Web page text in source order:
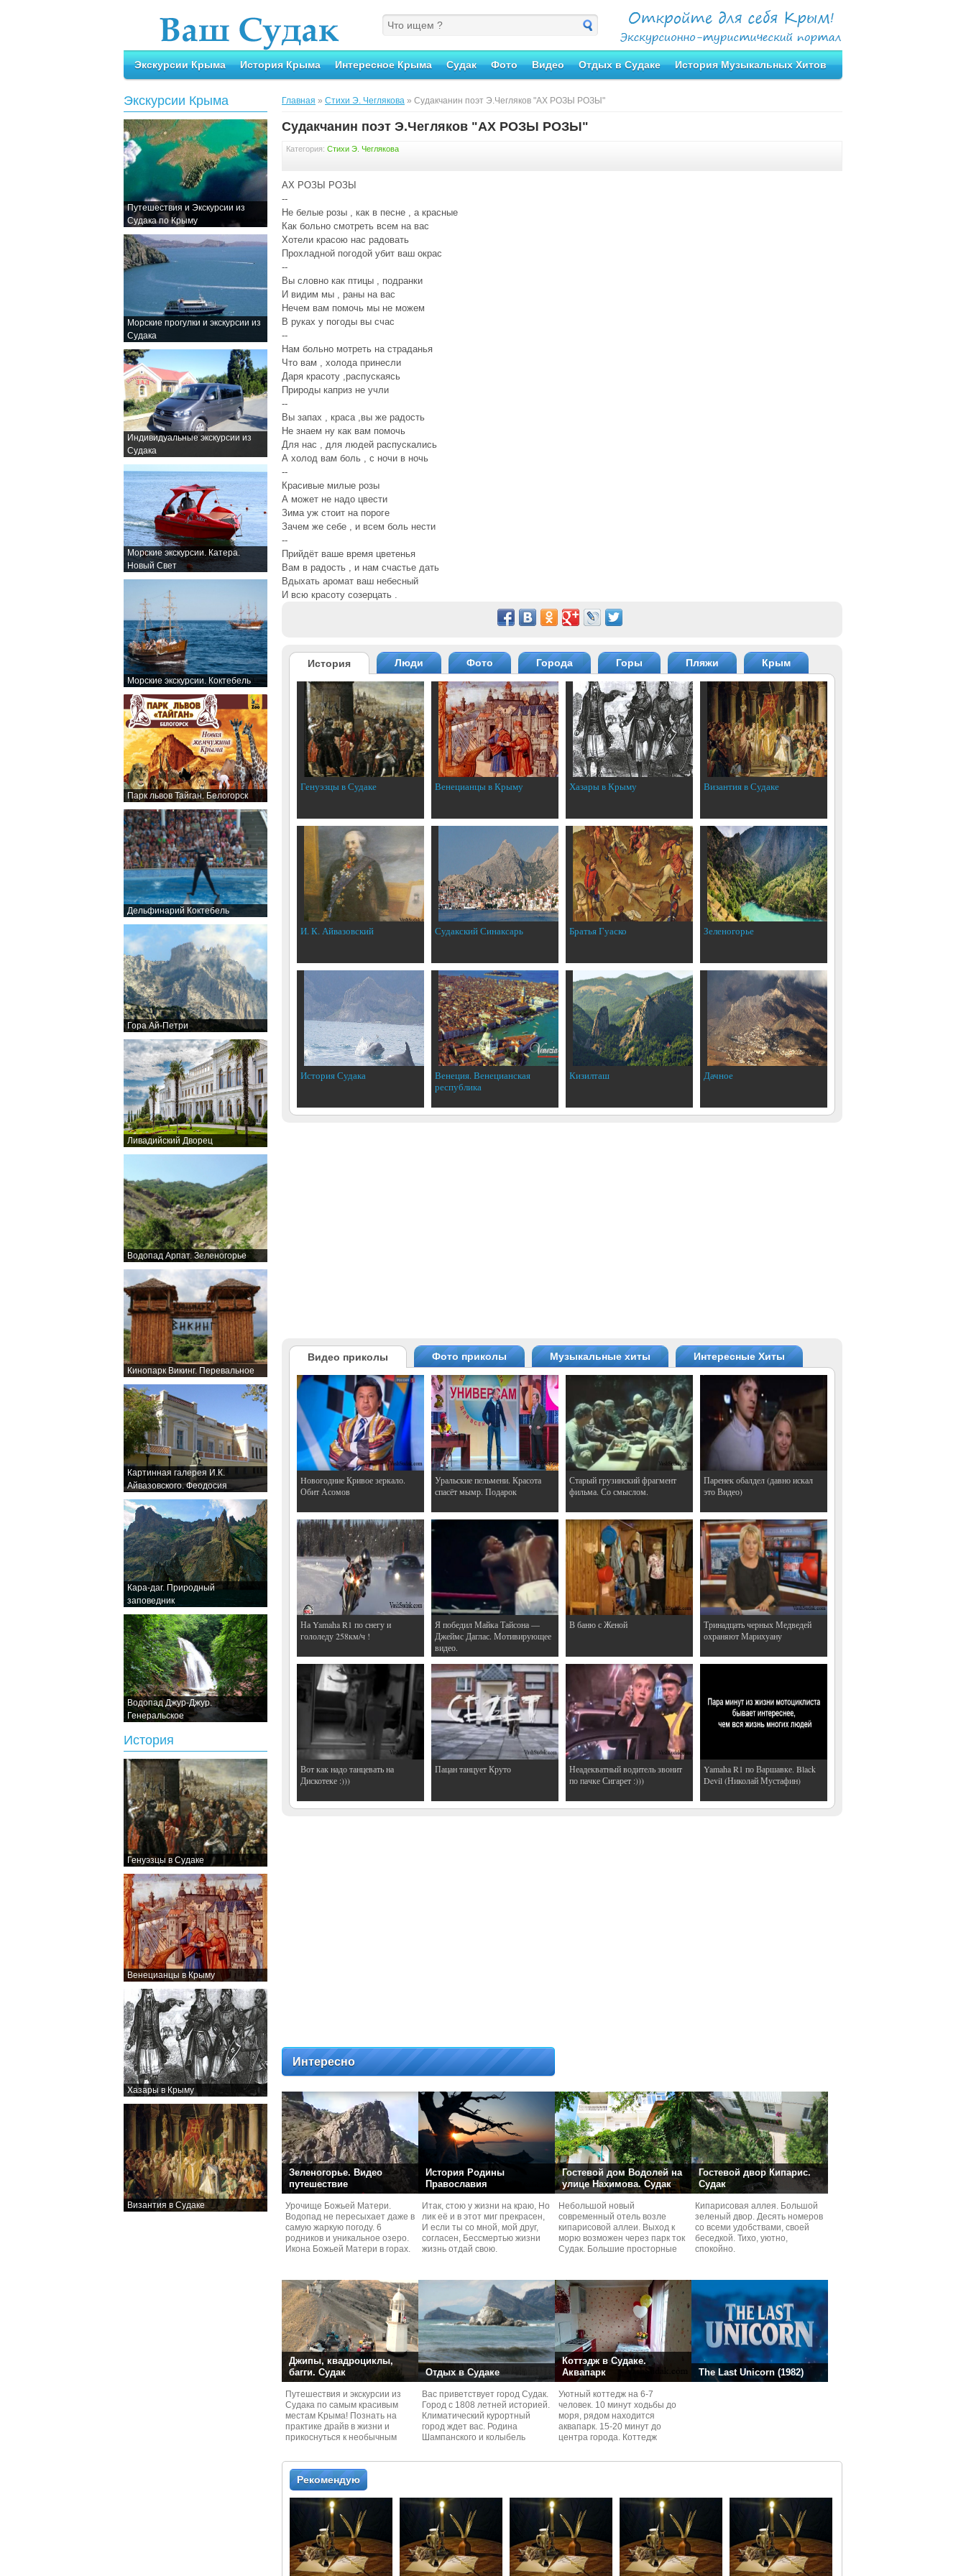
Экскурсии Крыма История Крыма Интересное Крыма Судак Фото Видео Отдых в Судаке История Музыкальных Хитов
Экскурсии Крыма
Путешествия и Экскурсии из
Судака по Крыму
Морские прогулки и экскурсии из
Судака
Индивидуальные экскурсии из
Судака
Морские экскурсии. Катера.
Новый Свет
Морские экскурсии. Коктебель
Парк львов Тайган. Белогорск
Дельфинарий Коктебель
Гора Ай-Петри
Ливадийский Дворец
Водопад Арпат. Зеленогорье
Кинопарк Викинг. Перевальное
Картинная галерея И.К.
Айвазовского. Феодосия
Кара-даг. Природный
заповедник
Водопад Джур-Джур.
Генеральское
История
Генуэзцы в Судаке
Венецианцы в Крыму
Хазары в Крыму
Византия в Судаке
Главная » Стихи Э. Чеглякова » Судакчанин поэт Э.Чегляков "АХ РОЗЫ РОЗЫ"
Судакчанин поэт Э.Чегляков "АХ РОЗЫ РОЗЫ"
Категория: Стихи Э. Чеглякова
АХ РОЗЫ РОЗЫ
--
Не белые розы , как в песне , а красные
Как больно смотреть всем на вас
Хотели красою нас радовать
Прохладной погодой убит ваш окрас
--
Вы словно как птицы , подранки
И видим мы , раны на вас
Нечем вам помочь мы не можем
В руках у погоды вы счас
--
Нам больно мотреть на страданья
Что вам , холода принесли
Даря красоту ,распускаясь
Природы каприз не учли
--
Вы запах , краса ,вы же радость
Не знаем ну как вам помочь
Для нас , для людей распускались
А холод вам боль , с ночи в ночь
--
Красивые милые розы
А может не надо цвести
Зима уж стоит на пороге
Зачем же себе , и всем боль нести
--
Прийдёт ваше время цветенья
Вам в радость , и нам счастье дать
Вдыхать аромат ваш небесный
И всю красоту созерцать .
История Люди Фото Города Горы Пляжи Крым
Генуэзцы в Судаке Венецианцы в Крыму Хазары в Крыму Византия в Судаке
И. К. Айвазовский Судакский Синаксарь Братья Гуаско Зеленогорье
История Судака
Венеция. Венецианская
республика
Кизилташ Дачное
Видео приколы Фото приколы Музыкальные хиты Интересные Хиты
Hовогодние Кривое зеркало.
Обит Асомов
Уральские пельмени. Красота
спасёт мымр. Подарок
Старый грузинский фрагмент
фильма. Со смыслом.
Паренек обалдел (давно искал
это Видео)
На Yamaha R1 по снегу и
гололеду 258км/ч !
Я победил Майка Тайсона —
Джеймс Даглас. Мотивирующее
видео.
В баню с Женой
Тринадцать черных Медведей
охраняют Марихуану
Вот как надо танцевать на
Дискотеке :)))
Пацан танцует Круто
Неадекватный водитель звонит
по пачке Сигарет :)))
Yamaha R1 по Варшавке. Black
Devil (Николай Мустафин)
Интересно
Зеленогорье. Видео
путешествие
Урочище Божьей Матери.
Водопад не пересыхает даже в
самую жаркую погоду. 6
родников и уникальное озеро.
Икона Божьей Матери в горах.
История Родины
Православия
Итак, стою у жизни на краю, Но
лик её и в этот миг прекрасен,
И если ты со мной, мой друг,
согласен, Бессмертью жизни
жизнь отдай свою.
Гостевой дом Водолей на
улице Нахимова. Судак
Небольшой новый
современный отель возле
кипарисовой аллеи. Выход к
морю возможен через парк ток
Судaк. Большие просторные
Гостевой двор Кипарис.
Судак
Кипарисовая аллея. Большой
зеленый двор. Десять номеров
со всеми удобствами, своей
беседкой. Тихо, уютно,
спокойно.
Джипы, квадроциклы,
багги. Судак
Путешествия и экскурcии из
Судaка по самым красивым
местам Kрыма! Познать на
практике драйв в жизни и
прикоснуться к необычным
Отдых в Судаке
Вас приветствует город Судак.
Город с 1808 летней историей.
Климатический курортный
город ждет вас. Родина
Шампанского и колыбель
Коттэдж в Судаке.
Аквапарк
Уютный коттедж на 6-7
человек. 10 минут ходьбы до
моря, рядом находится
аквапарк. 15-20 минут до
центра города. Коттедж
The Last Unicorn (1982)
Рекомендую